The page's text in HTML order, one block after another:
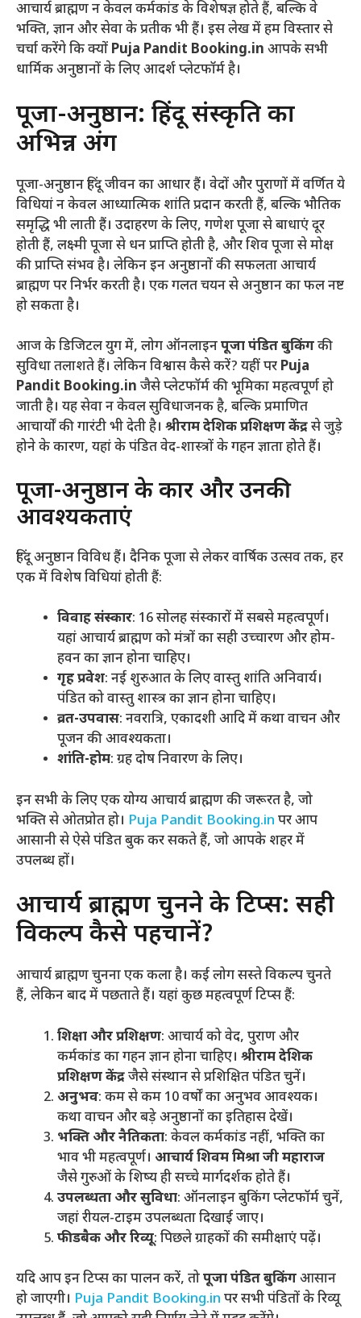
आचार्य ब्राह्मण न केवल कर्मकांड के विशेषज्ञ होते हैं, बल्कि वे
भक्ति, ज्ञान और सेवा के प्रतीक भी हैं। इस लेख में हम विस्तार से
चर्चा करेंगे कि क्यों Puja Pandit Booking.in आपके सभी
धार्मिक अनुष्ठानों के लिए आदर्श प्लेटफॉर्म है।
पूजा-अनुष्ठान: हिंदू संस्कृति का
अभिन्न अंग
पूजा-अनुष्ठान हिंदू जीवन का आधार हैं। वेदों और पुराणों में वर्णित ये
विधियां न केवल आध्यात्मिक शांति प्रदान करती हैं, बल्कि भौतिक
समृद्धि भी लाती हैं। उदाहरण के लिए, गणेश पूजा से बाधाएं दूर
होती हैं, लक्ष्मी पूजा से धन प्राप्ति होती है, और शिव पूजा से मोक्ष
की प्राप्ति संभव है। लेकिन इन अनुष्ठानों की सफलता आचार्य
ब्राह्मण पर निर्भर करती है। एक गलत चयन से अनुष्ठान का फल नष्ट
हो सकता है।
आज के डिजिटल युग में, लोग ऑनलाइनपूजा पंडित बुकिंगकी
सुविधा तलाशते हैं। लेकिन विश्वास कैसे करें? यहीं पर Puja
Pandit Booking.in जैसे प्लेटफॉर्म की भूमिका महत्वपूर्ण हो
जाती है। यह सेवा न केवल सुविधाजनक है, बल्कि प्रमाणित
आचार्यों की गारंटी भी देती है। श्रीराम देशिक प्रशिक्षण केंद्रसे जुड़े
होने के कारण, यहां के पंडित वेद-शास्त्रों के गहन ज्ञाता होते हैं।
पूजा-अनुष्ठान के प्रकार और उनकी
आवश्यकताएं
हिंदू अनुष्ठान विविध हैं। दैनिक पूजा से लेकर वार्षिक उत्सव तक, हर
एक में विशेष विधियां होती हैं:
विवाह संस्कार: 16 सोलह संस्कारों में सबसे महत्वपूर्ण।
यहां आचार्य ब्राह्मण को मंत्रों का सही उच्चारण और होम-
हवन का ज्ञान होना चाहिए।
गृह प्रवेश: नई शुरुआत के लिए वास्तु शांति अनिवार्य।
पंडित को वास्तु शास्त्र का ज्ञान होना चाहिए।
व्रत-उपवास: नवरात्रि, एकादशी आदि में कथा वाचन और
पूजन की आवश्यकता।
शांति-होम: ग्रह दोष निवारण के लिए।
इन सभी के लिए एक योग्य आचार्य ब्राह्मण की जरूरत है, जो
भक्ति से ओतप्रोत हो। Puja Pandit Booking.in पर आप
आसानी से ऐसे पंडित बुक कर सकते हैं, जो आपके शहर में
उपलब्ध हों।
आचार्य ब्राह्मण चुनने के टिप्स: सही
विकल्प कैसे पहचानें?
आचार्य ब्राह्मण चुनना एक कला है। कई लोग सस्ते विकल्प चुनते
हैं, लेकिन बाद में पछताते हैं। यहां कुछ महत्वपूर्ण टिप्स हैं:
शिक्षा और प्रशिक्षण: आचार्य को वेद, पुराण और
कर्मकांड का गहन ज्ञान होना चाहिए। श्रीराम देशिक
प्रशिक्षण केंद्रजैसे संस्थान से प्रशिक्षित पंडित चुनें।
अनुभव: कम से कम 10 वर्षों का अनुभव आवश्यक।
कथा वाचन और बड़े अनुष्ठानों का इतिहास देखें।
भक्ति और नैतिकता: केवल कर्मकांड नहीं, भक्ति का
भाव भी महत्वपूर्ण। आचार्य शिवम मिश्रा जी महाराज
जैसे गुरुओं के शिष्य ही सच्चे मार्गदर्शक होते हैं।
उपलब्धता और सुविधा: ऑनलाइन बुकिंग प्लेटफॉर्म चुनें,
जहां रीयल-टाइम उपलब्धता दिखाई जाए।
फीडबैक और रिव्यू: पिछले ग्राहकों की समीक्षाएं पढ़ें।
यदि आप इन टिप्स का पालन करें, तोपूजा पंडित बुकिंगआसान
हो जाएगी। Puja Pandit Booking.in पर सभी पंडितों के रिव्यू